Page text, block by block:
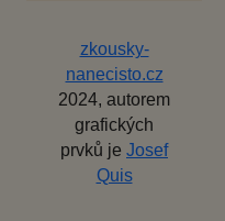
zkousky-
nanecisto.cz
2024, autorem
grafických
prvků je Josef
Quis